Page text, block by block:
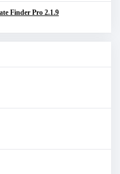
Finder Pro 2.1.9